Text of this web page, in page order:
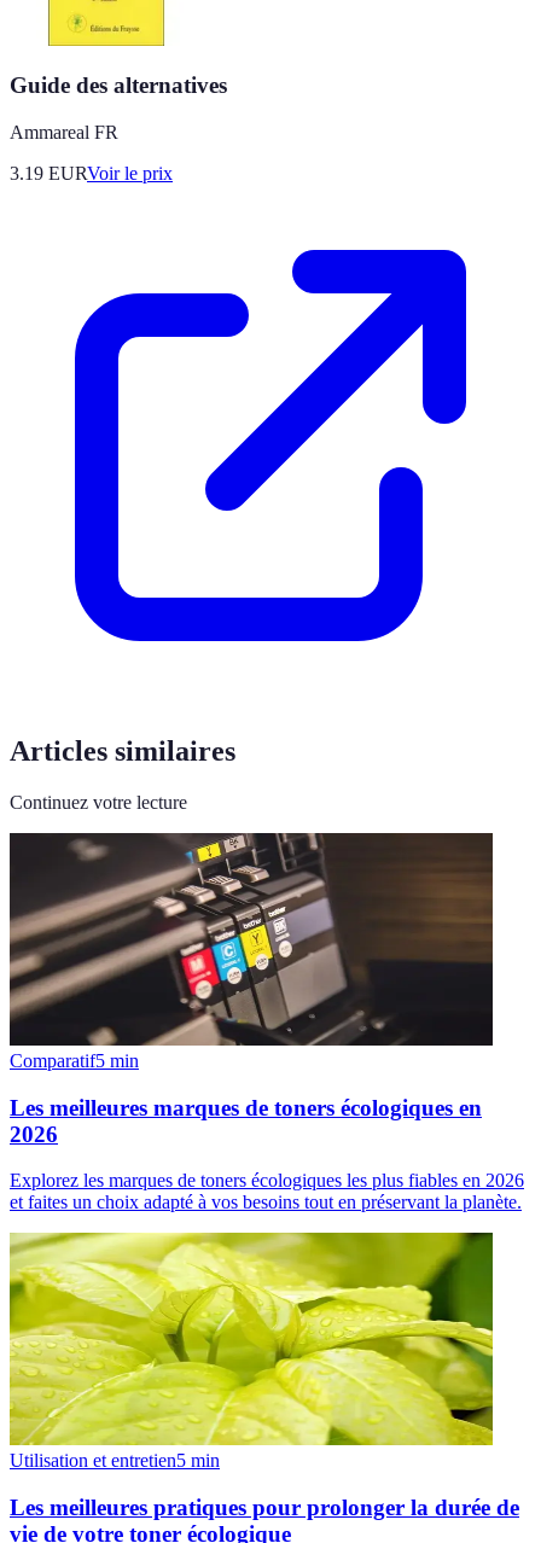
Guide des alternatives
Ammareal FR
3.19 EURVoir le prix
Articles similaires
Continuez votre lecture
Comparatif5 min
Les meilleures marques de toners écologiques en
2026
Explorez les marques de toners écologiques les plus fiables en 2026
et faites un choix adapté à vos besoins tout en préservant la planète.
Utilisation et entretien5 min
Les meilleures pratiques pour prolonger la durée de
vie de votre toner écologique